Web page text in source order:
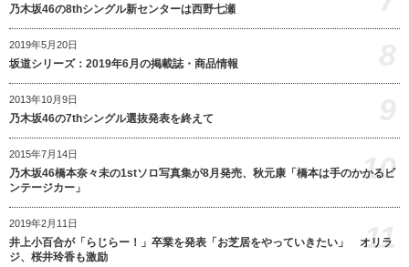
乃木坂46の8thシングル新センターは西野七瀬
2019年5月20日
坂道シリーズ：2019年6月の掲載誌・商品情報
2013年10月9日
乃木坂46の7thシングル選抜発表を終えて
2015年7月14日
乃木坂46橋本奈々未の1stソロ写真集が8月発売、秋元康「橋本は手のかかるビ
ンテージカー」
10
2019年2月11日
井上小百合が「らじらー！」卒業を発表「お芝居をやっていきたい」 オリラ
ジ、桜井玲香も激励
11